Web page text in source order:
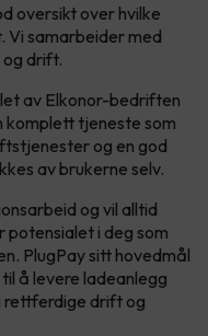
oversikt over hvilke
Vi samarbeider med
og drift.
av Elkonor-bedriften
komplett tjeneste som
og en god
av brukerne selv.
og vil alltid
potensialet i deg som
PlugPay sitt hovedmål
å levere ladeanlegg
rettferdige drift og